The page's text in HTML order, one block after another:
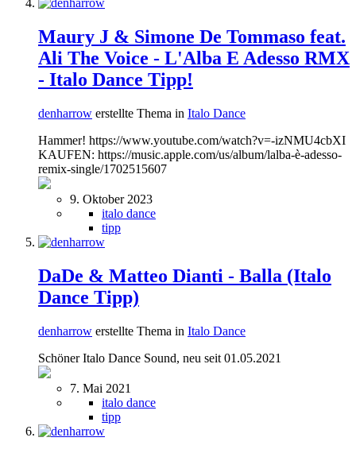
Maury J & Simone De Tommaso feat.
Ali The Voice - L'Alba E Adesso RMX
- Italo Dance Tipp!
denharrow erstellte Thema in Italo Dance
Hammer! https://www.youtube.com/watch?v=-izNMU4cbXI
KAUFEN: https://music.apple.com/us/album/lalba-è-adesso-
remix-single/1702515607
9. Oktober 2023
italo dance
tipp
DaDe & Matteo Dianti - Balla (Italo
Dance Tipp)
denharrow erstellte Thema in Italo Dance
Schöner Italo Dance Sound, neu seit 01.05.2021
7. Mai 2021
italo dance
tipp